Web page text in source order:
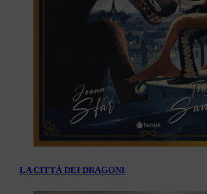
LA CITTÀ DEI DRAGONI